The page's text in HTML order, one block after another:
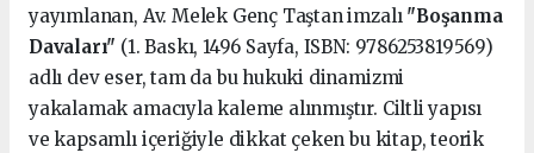
yayımlanan, Av. Melek Genç Taştan imzalı "Boşanma
Davaları" (1. Baskı, 1496 Sayfa, ISBN: 9786253819569)
adlı dev eser, tam da bu hukuki dinamizmi
yakalamak amacıyla kaleme alınmıştır. Ciltli yapısı
ve kapsamlı içeriğiyle dikkat çeken bu kitap, teorik